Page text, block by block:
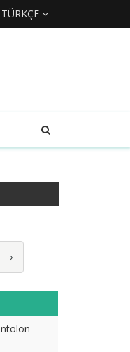
TÜRKÇE
›